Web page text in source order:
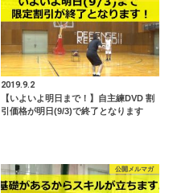
2019.9.2
【いよいよ明日まで！】自主練DVD 割
引価格が明日(9/3)で終了となります
公開メルマガ